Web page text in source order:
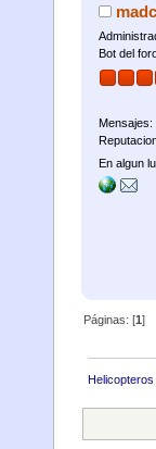
Bot del
Mensajes:
En algun
Páginas: [1]